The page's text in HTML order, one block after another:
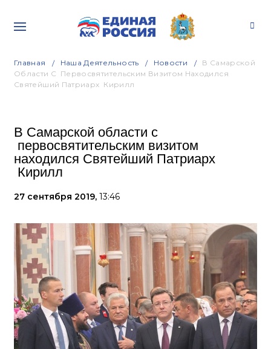
Главная Наша Деятельность Новости
В Самарской
Области С Первосвятительским Визитом Находился
Святейший Патриарх Кирилл
В Самарской области с
первосвятительским визитом
находился Святейший Патриарх
Кирилл
27 сентября 2019, 13:46